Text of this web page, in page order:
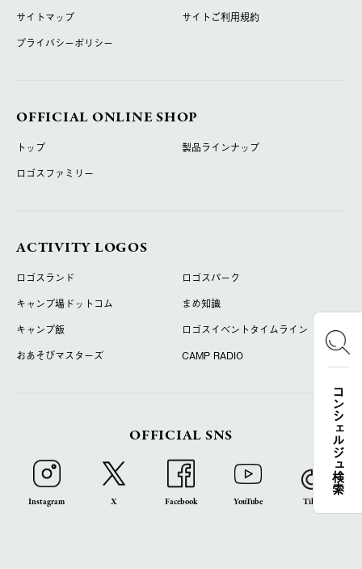
コンシェルジュ検索
サイトマップ
サイトご利用規約
プライバシーポリシー
OFFICIAL ONLINE SHOP
トップ
製品ラインナップ
ロゴスファミリー
ACTIVITY LOGOS
ロゴスランド
ロゴスパーク
キャンプ場ドットコム
まめ知識
キャンプ飯
ロゴスイベントタイムライン
おあそびマスターズ
CAMP RADIO
OFFICIAL SNS
Instagram X Facebook YouTube TikTok